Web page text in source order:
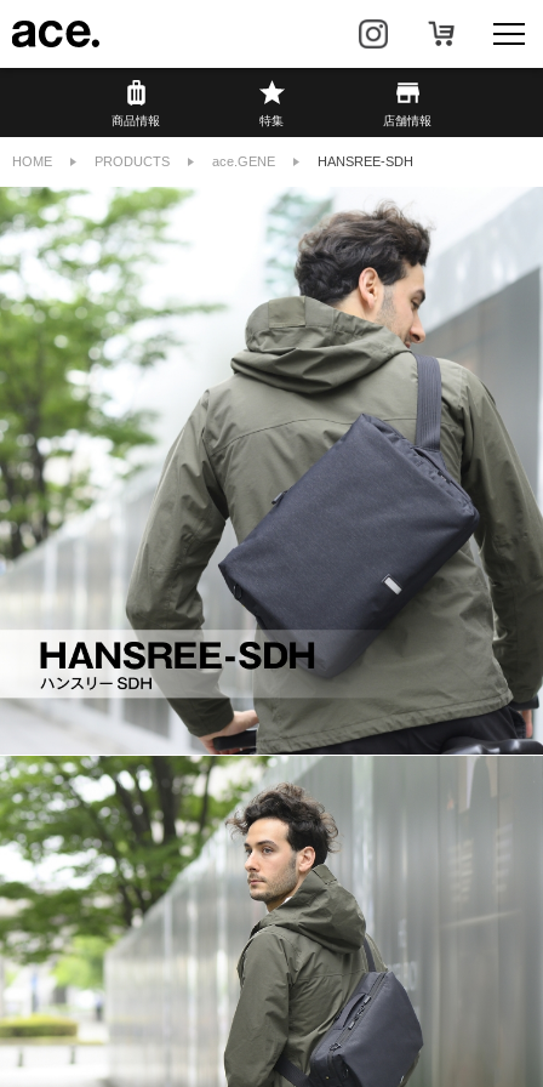
商品情報
バックパック
トート
トラベル・
スーツケース
レディースビジネス
カジュアル HAyU×ace.
特集 ace.とは
店舗情報 新着情報
オンラインストア
Language
商品情報 特集 店舗情報
HOME PRODUCTS ace.GENE HANSREE-SDH